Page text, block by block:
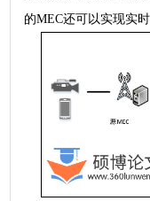
的MEC还可以实现实时